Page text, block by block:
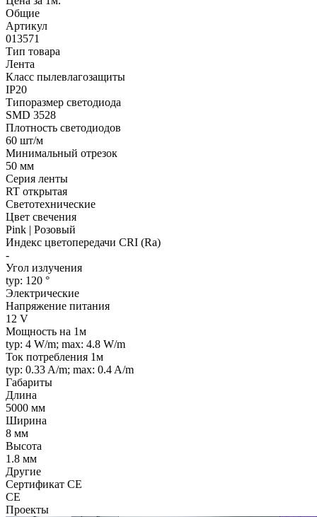
Общие
Артикул
013571
Тип товара
Лента
Класс пылевлагозащиты
IP20
Типоразмер светодиода
SMD 3528
Плотность светодиодов
60 шт/м
Минимальный отрезок
50 мм
Серия ленты
RT открытая
Светотехнические
Цвет свечения
Pink | Розовый
Индекс цветопередачи CRI (Ra)
-
Угол излучения
typ: 120 °
Электрические
Напряжение питания
12 V
Мощность на 1м
typ: 4 W/m; max: 4.8 W/m
Ток потребления 1м
typ: 0.33 A/m; max: 0.4 A/m
Габариты
Длина
5000 мм
Ширина
8 мм
Высота
1.8 мм
Другие
Сертификат CE
CE
Проекты